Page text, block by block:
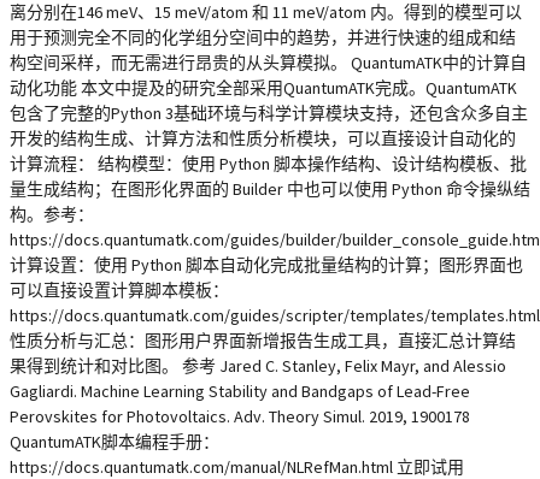
离分别在146 meV、15 meV/atom 和 11 meV/atom 内。得到的模型可以
用于预测完全不同的化学组分空间中的趋势，并进行快速的组成和结
构空间采样，而无需进行昂贵的从头算模拟。 QuantumATK中的计算自
动化功能 本文中提及的研究全部采用QuantumATK完成。QuantumATK
包含了完整的Python 3基础环境与科学计算模块支持，还包含众多自主
开发的结构生成、计算方法和性质分析模块，可以直接设计自动化的
计算流程： 结构模型：使用 Python 脚本操作结构、设计结构模板、批
量生成结构；在图形化界面的 Builder 中也可以使用 Python 命令操纵结
构。参考：
https://docs.quantumatk.com/guides/builder/
计算设置：使用 Python 脚本自动化完成批量结构的计算；图形界面也
可以直接设置计算脚本模板：
https://docs.quantumatk.com/guides/scripter/templates/templates.html
性质分析与汇总：图形用户界面新增报告生成工具，直接汇总计算结
果得到统计和对比图。 参考 Jared C. Stanley, Felix Mayr, and Alessio
Gagliardi. Machine Learning Stability and Bandgaps of Lead-Free
Perovskites for Photovoltaics. Adv. Theory Simul. 2019, 1900178
QuantumATK脚本编程手册：
https://docs.quantumatk.com/manual/NLRefMan.html 立即试用